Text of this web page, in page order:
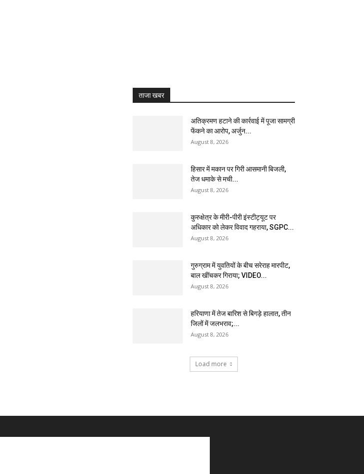
ताजा खबर
अतिक्रमण हटाने की कार्रवाई में पूजा सामग्री
फेंकने का आरोप, अर्जुन...
August 8, 2026
हिसार में मकान पर गिरी आसमानी बिजली,
तेज धमाके से मची...
August 8, 2026
कुरुक्षेत्र के मीरी-पीरी इंस्टीट्यूट पर
अधिकार को लेकर विवाद गहराया, SGPC...
August 8, 2026
गुरुग्राम में युवतियों के बीच सरेराह मारपीट,
बाल खींचकर गिराया; VIDEO...
August 8, 2026
हरियाणा में तेज बारिश से बिगड़े हालात, तीन
जिलों में जलभराव;...
August 8, 2026
Load more